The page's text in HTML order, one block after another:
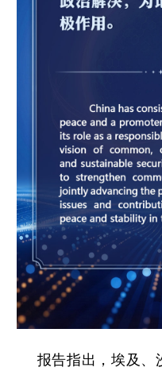
报告指出，埃及、